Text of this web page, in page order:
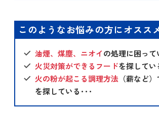
このようなお悩みの方にオスス
油煙、煤塵、ニオイの処理に困って
火災対策ができるフードを探してい
火の粉が起こる調理方法 （薪など
を探している･･･